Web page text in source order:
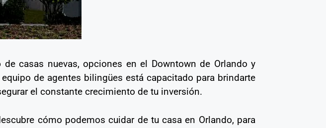
casas nuevas, opciones en el Downtown de Orlando y
de agentes bilingües está capacitado para brindarte
el constante crecimiento de tu inversión.
cómo podemos cuidar de tu casa en Orlando, para